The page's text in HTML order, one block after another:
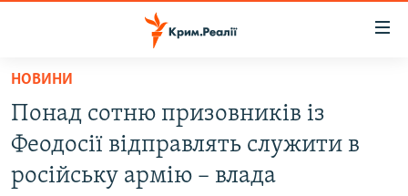
Перейти
основного
матеріалу
Перейти
до
ВОДА.КРИМ
ВІДЕО ТА ФОТО
НОВИНИ
Понад сотню призовників із
Феодосії відправлять служити в
російську армію – влада